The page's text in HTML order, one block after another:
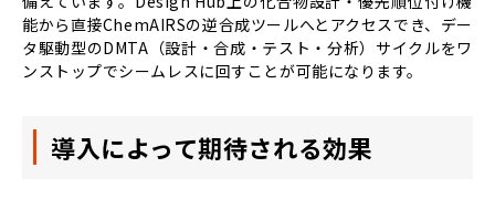
能から直接ChemAIRSの逆合成ツールへとアクセスでき、デー
タ駆動型のDMTA（設計・合成・テスト・分析）サイクルをワ
ンストップでシームレスに回すことが可能になります。
導入によって期待される効果